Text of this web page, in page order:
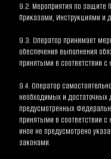
9.2. Мероприятия по
Приказами, Инструкциями и
9.3. Оператор принимает
обеспечения выполнения
принятыми в соответствии
9.4. Оператор
необходимых и достаточных
предусмотренных
принятыми в соответствии
иное не предусмотрено
законами.